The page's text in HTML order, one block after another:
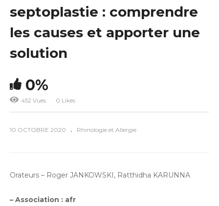
septoplastie : comprendre
les causes et apporter une
solution
0%
452 Vues 0 Likes
10 OCTOBRE 2020 Rhinologie et Allergie
Orateurs – Roger JANKOWSKI, Ratthidha KARUNNA
– Association : afr